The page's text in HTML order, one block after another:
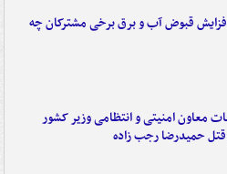
قبوض آب و برق برخی مشترکان چه
معاون امنیتی و انتظامی وزیر کشور
قتل حمیدرضا رجب زاده